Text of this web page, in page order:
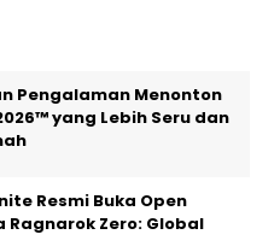
Pengalaman Menonton
yang Lebih Seru dan
Resmi Buka Open
Ragnarok Zero: Global